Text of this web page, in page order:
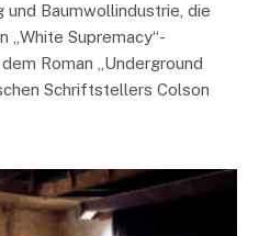
Baumwollindustrie, die
„White Supremacy“-
Roman „Underground
Schriftstellers Colson